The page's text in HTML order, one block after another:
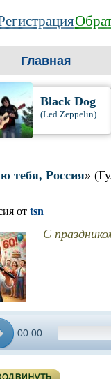
Главная
Black Dog
(Led Zeppelin)
тебя, Россия»
от tsn
С
00:00